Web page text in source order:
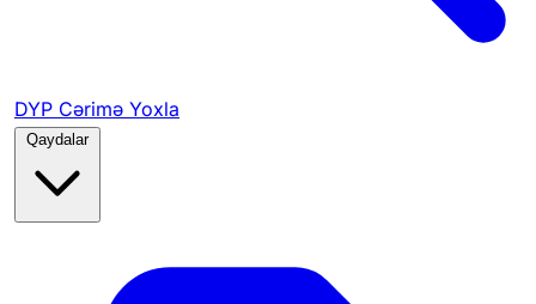
DYP Cərimə Yoxla
Qaydalar